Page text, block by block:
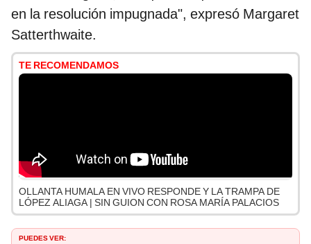
en la resolución impugnada", expresó Margaret
Satterthwaite.
TE RECOMENDAMOS
OLLANTA HUMALA EN VIVO RESPONDE Y LA TRAMPA DE
LÓPEZ ALIAGA | SIN GUION CON ROSA MARÍA PALACIOS
PUEDES VER: